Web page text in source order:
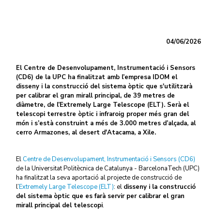
04/06/2026
El Centre de Desenvolupament, Instrumentació i Sensors
(CD6) de la UPC ha finalitzat amb l’empresa IDOM el
disseny i la construcció del sistema òptic que s'utilitzarà
per calibrar el gran mirall principal, de 39 metres de
diàmetre, de l’Extremely Large Telescope (ELT). Serà el
telescopi terrestre òptic i infraroig proper més gran del
món i s’està construint a més de 3.000 metres d’alçada, al
cerro Armazones, al desert d'Atacama, a Xile.
El Centre de Desenvolupament, Instrumentació i Sensors (CD6)
de la Universitat Politècnica de Catalunya - BarcelonaTech (UPC)
ha finalitzat la seva aportació al projecte de construcció de
l’Extremely Large Telescope (ELT): el disseny i la construcció
del sistema òptic que es farà servir per calibrar el gran
mirall principal del telescopi.